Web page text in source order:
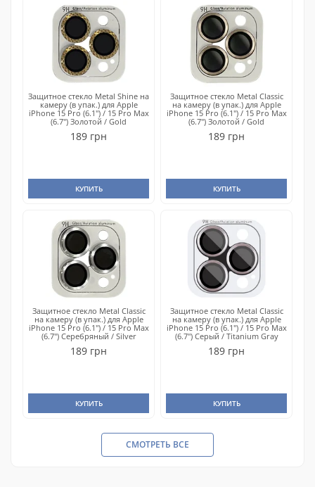
Защитное стекло Metal Shine на
камеру (в упак.) для Apple
iPhone 15 Pro (6.1") / 15 Pro Max
(6.7") Золотой / Gold
189 грн
КУПИТЬ
Защитное стекло Metal Classic
на камеру (в упак.) для Apple
iPhone 15 Pro (6.1") / 15 Pro Max
(6.7") Золотой / Gold
189 грн
КУПИТЬ
Защитное стекло Metal Classic
на камеру (в упак.) для Apple
iPhone 15 Pro (6.1") / 15 Pro Max
(6.7") Серебряный / Silver
189 грн
КУПИТЬ
Защитное стекло Metal Classic
на камеру (в упак.) для Apple
iPhone 15 Pro (6.1") / 15 Pro Max
(6.7") Серый / Titanium Gray
189 грн
КУПИТЬ
СМОТРЕТЬ ВСЕ